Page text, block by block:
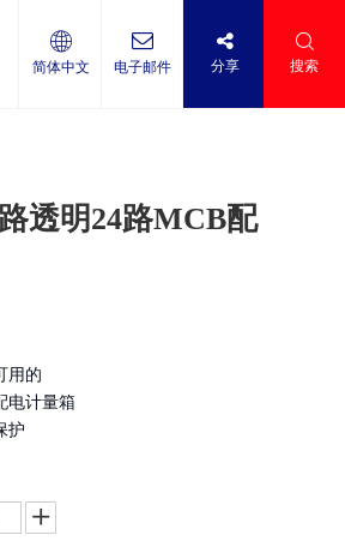
简体中文 电子邮件 分享 搜索
透明24路MCB配
用的
电计量箱
护